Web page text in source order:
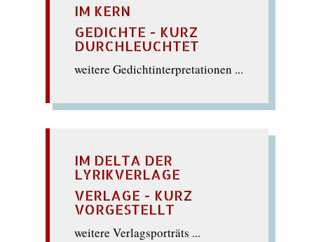
IM KERN
GEDICHTE - KURZ
DURCHLEUCHTET
weitere Gedichtinterpretationen ...
IM DELTA DER
LYRIKVERLAGE
VERLAGE - KURZ
VORGESTELLT
weitere Verlagsporträts ...